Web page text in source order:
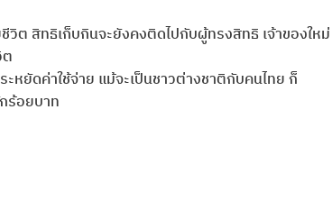
วิต สิทธิเก็บกินจะยังคงติดไปกับผู้ทรงสิทธิ เจ้าของใหม่
ต
ยัดค่าใช้จ่าย แม้จะเป็นชาวต่างชาติกับคนไทย ก็
ร้อยบาท